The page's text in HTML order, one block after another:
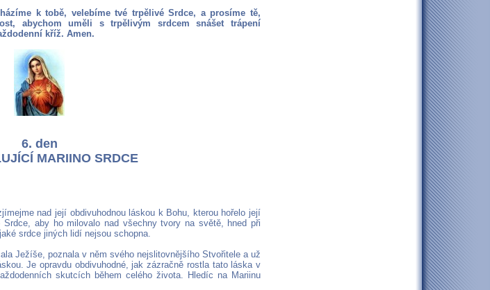
k tobě, velebíme tvé trpělivé Srdce, a prosíme tě,
abychom uměli s trpělivým srdcem snášet trápení
kříž. Amen.
6. den
MARIINO SRDCE
nad její obdivuhodnou láskou k Bohu, kterou hořelo její
aby ho milovalo nad všechny tvory na světě, hned při
srdce jiných lidí nejsou schopna.
Ježíše, poznala v něm svého nejslitovnějšího Stvořitele a už
Je opravdu obdivuhodné, jak zázračně rostla tato láska v
skutcích během celého života. Hledíc na Mariinu